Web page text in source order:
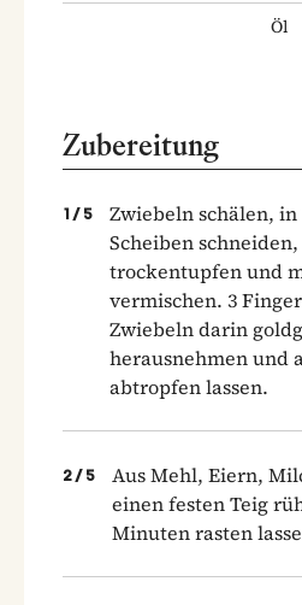
Öl
Zubereitung
1 / 5
Zwiebeln schälen,
Scheiben
trockentupfen und
vermischen. 3
Zwiebeln darin
herausnehmen und
abtropfen lassen.
2 / 5
Aus Mehl, Eiern,
einen festen Teig
Minuten rasten